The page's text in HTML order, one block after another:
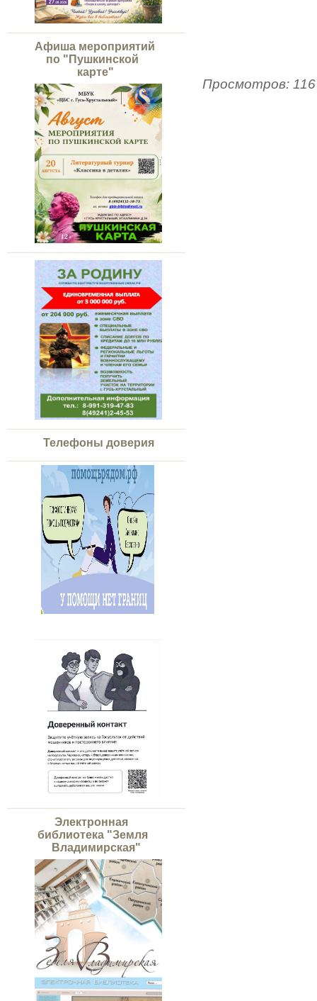
Афиша мероприятий
по "Пушкинской
карте"
Телефоны доверия
Электронная
библиотека "Земля
Владимирская"
Просмотров: 116